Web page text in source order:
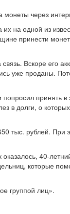
через
на одной из
принести
Вскоре его
уже проданы.
принять
в долги, о
тыс. рублей.
40-
которые
группой лиц».